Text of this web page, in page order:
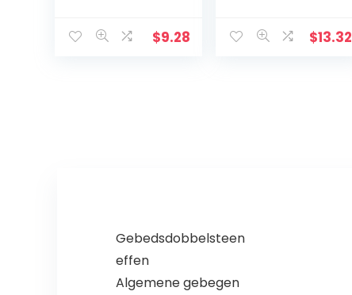
$9.28
Ornament Muur
$13.32
Gebedsdobbelsteen
effen
Algemene gebegen